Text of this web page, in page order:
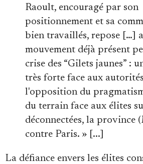
Raoult, encouragé par son
positionnement et sa
bien travaillés, repose […]
mouvement déjà présent
crise des “Gilets jaunes” :
très forte face aux
l'opposition du
du terrain face aux élites
déconnectées, la province
contre Paris. » [...]
La défiance envers les élites